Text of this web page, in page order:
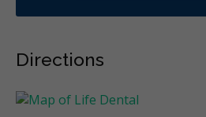
Directions